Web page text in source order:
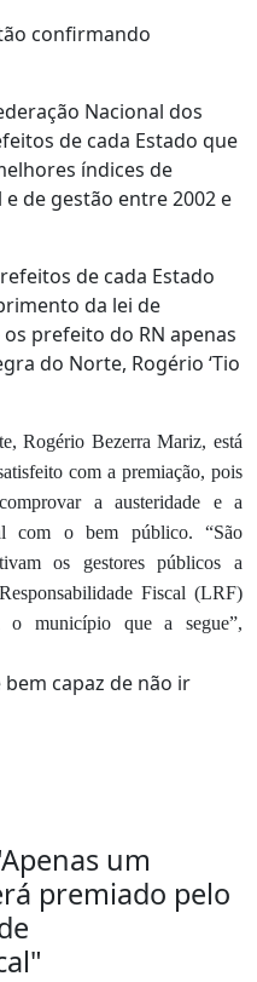
confirmando
Nacional dos
de cada Estado que
índices de
de gestão entre 2002 e
de cada Estado
da lei de
prefeito do RN apenas
do Norte, Rogério ‘Tio
Rogério Bezerra Mariz, está
com a premiação, pois
a austeridade e a
com o bem público. “São
os gestores públicos a
Fiscal (LRF)
o município que a segue”,
capaz de não ir
Apenas um
premiado pelo
"